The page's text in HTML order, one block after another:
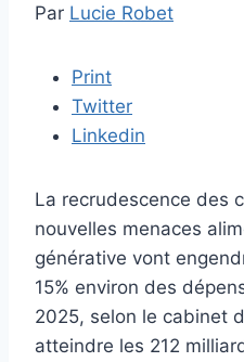
Par Lucie Robet
Print
Twitter
Linkedin
La recrudescence des
nouvelles menaces
générative vont
15% environ des
2025, selon le cabinet
atteindre les 212